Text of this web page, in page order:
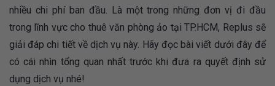
nhiều chi phí ban đầu. Là một trong những đơn vị đi đầu
trong lĩnh vực cho thuê văn phòng ảo tại TP.HCM, Replus sẽ
giải đáp chi tiết về dịch vụ này. Hãy đọc bài viết dưới đây để
có cái nhìn tổng quan nhất trước khi đưa ra quyết định sử
dụng dịch vụ nhé!